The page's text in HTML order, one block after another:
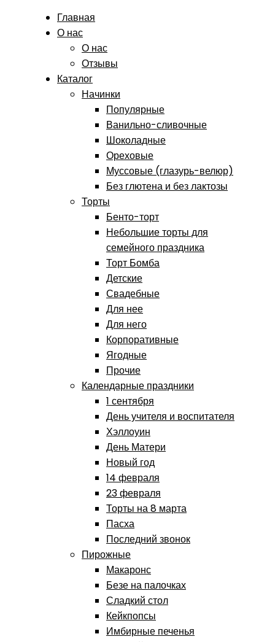
Главная
О нас
О нас
Отзывы
Каталог
Начинки
Популярные
Ванильно-сливочные
Шоколадные
Ореховые
Муссовые (глазурь-велюр)
Без глютена и без лактозы
Торты
Бенто-торт
Небольшие торты для
семейного праздника
Торт Бомба
Детские
Свадебные
Для нее
Для него
Корпоративные
Ягодные
Прочие
Календарные праздники
1 сентября
День учителя и воспитателя
Хэллоуин
День Матери
Новый год
14 февраля
23 февраля
Торты на 8 марта
Пасха
Последний звонок
Пирожные
Макаронс
Безе на палочках
Сладкий стол
Кейкпопсы
Имбирные печенья